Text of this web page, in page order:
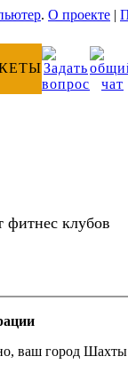
. О проекте |
фитнес клубов
ваш город